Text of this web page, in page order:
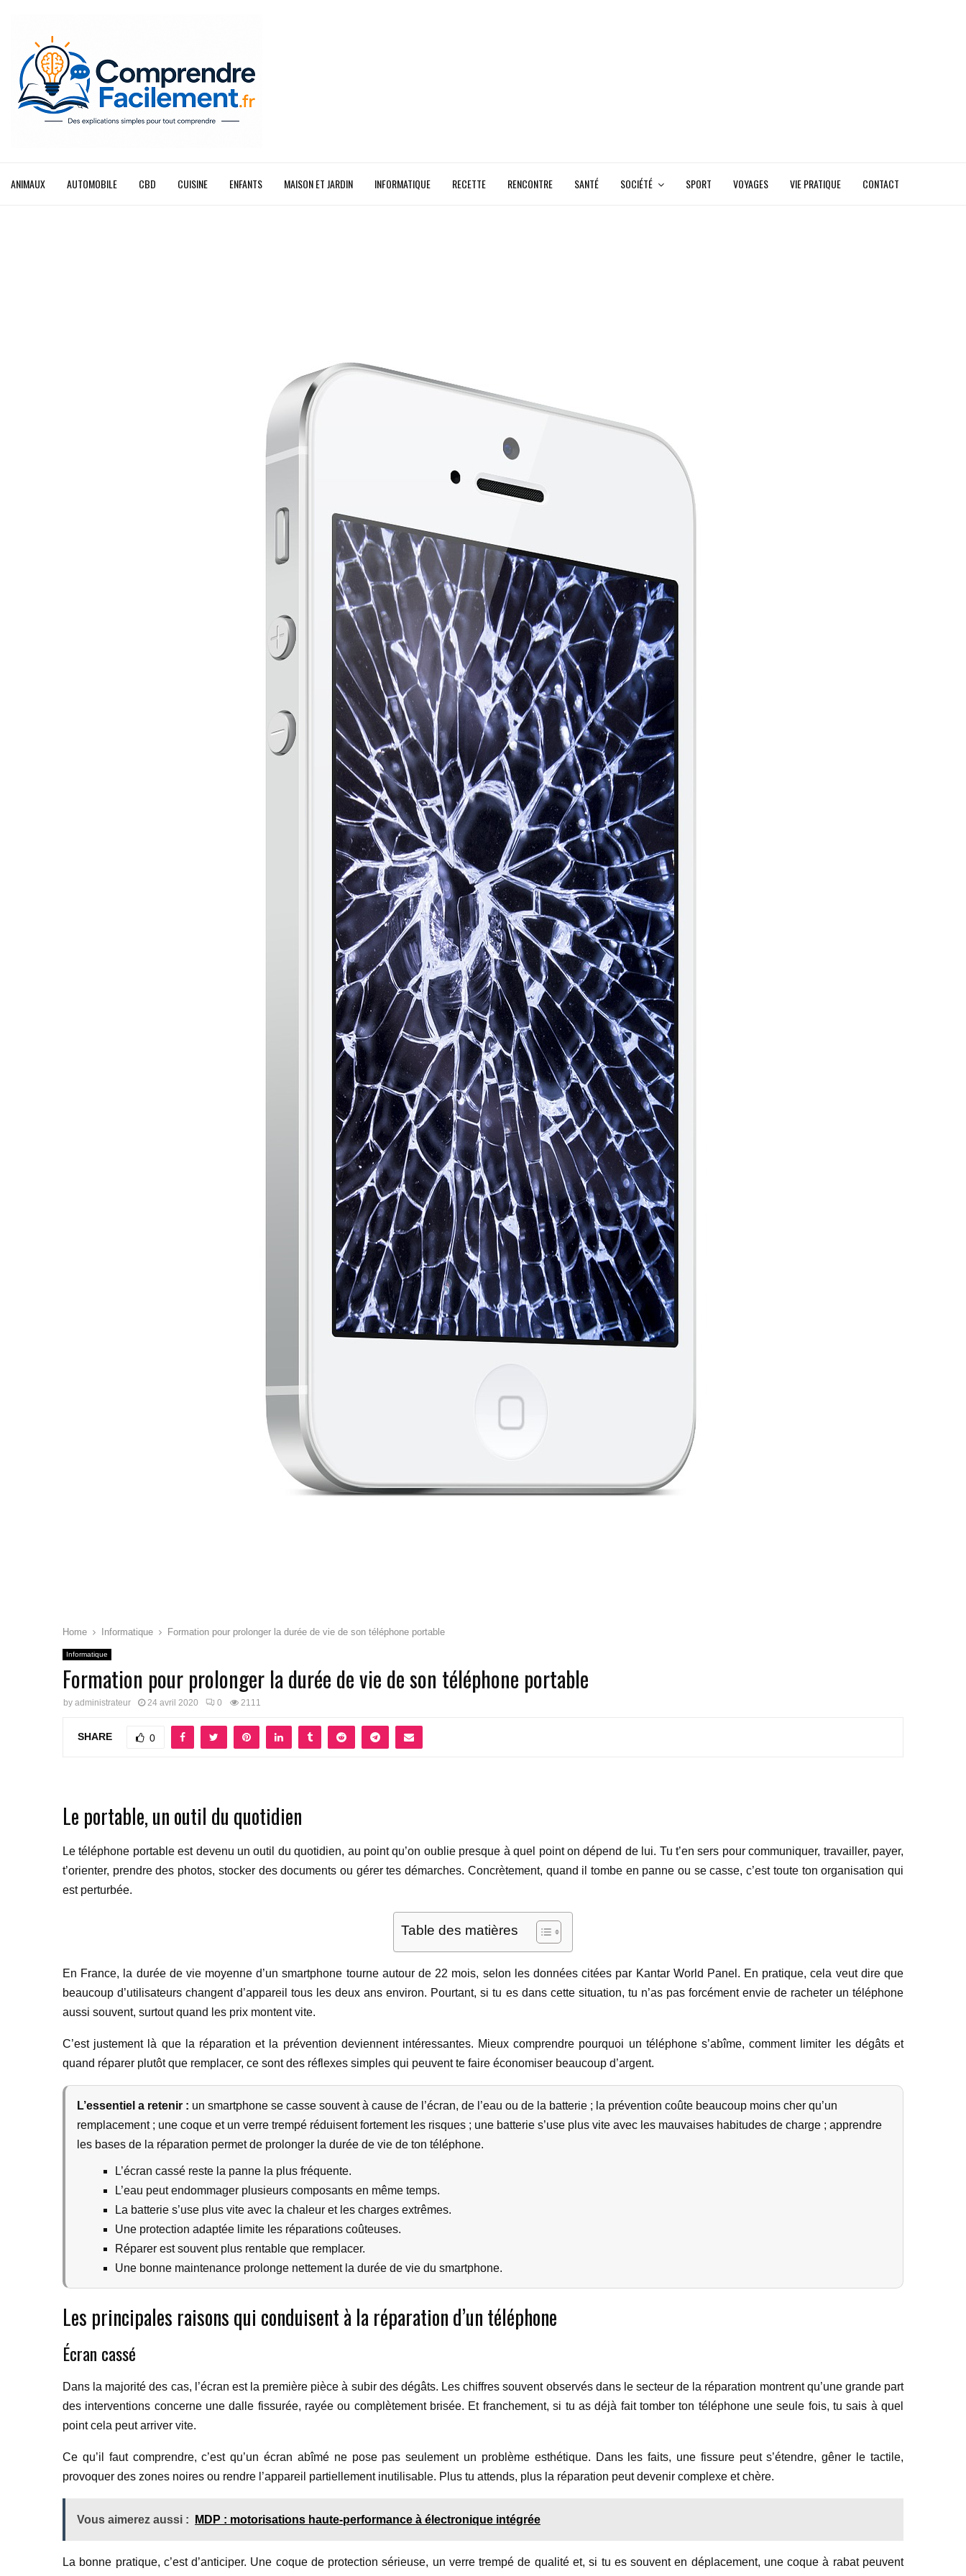
ANIMAUX AUTOMOBILE CBD CUISINE ENFANTS MAISON ET JARDIN INFORMATIQUE RECETTE RENCONTRE SANTÉ SOCIÉTÉ SPORT VOYAGES VIE PRATIQUE CONTACT
Home Informatique Formation pour prolonger la durée de vie de son téléphone portable
Informatique
Formation pour prolonger la durée de vie de son téléphone portable
by administrateur 24 avril 2020 0 2111
SHARE 0
Le portable, un outil du quotidien
Le téléphone portable est devenu un outil du quotidien, au point qu’on oublie presque à quel point on dépend de lui. Tu t’en sers pour communiquer, travailler, payer,
t’orienter, prendre des photos, stocker des documents ou gérer tes démarches. Concrètement, quand il tombe en panne ou se casse, c’est toute ton organisation qui
est perturbée.
Table des matières
En France, la durée de vie moyenne d’un smartphone tourne autour de 22 mois, selon les données citées par Kantar World Panel. En pratique, cela veut dire que
beaucoup d’utilisateurs changent d’appareil tous les deux ans environ. Pourtant, si tu es dans cette situation, tu n’as pas forcément envie de racheter un téléphone
aussi souvent, surtout quand les prix montent vite.
C’est justement là que la réparation et la prévention deviennent intéressantes. Mieux comprendre pourquoi un téléphone s’abîme, comment limiter les dégâts et
quand réparer plutôt que remplacer, ce sont des réflexes simples qui peuvent te faire économiser beaucoup d’argent.
L’essentiel a retenir : un smartphone se casse souvent à cause de l’écran, de l’eau ou de la batterie ; la prévention coûte beaucoup moins cher qu’un
remplacement ; une coque et un verre trempé réduisent fortement les risques ; une batterie s’use plus vite avec les mauvaises habitudes de charge ; apprendre
les bases de la réparation permet de prolonger la durée de vie de ton téléphone.
L’écran cassé reste la panne la plus fréquente.
L’eau peut endommager plusieurs composants en même temps.
La batterie s’use plus vite avec la chaleur et les charges extrêmes.
Une protection adaptée limite les réparations coûteuses.
Réparer est souvent plus rentable que remplacer.
Une bonne maintenance prolonge nettement la durée de vie du smartphone.
Les principales raisons qui conduisent à la réparation d’un téléphone
Écran cassé
Dans la majorité des cas, l’écran est la première pièce à subir des dégâts. Les chiffres souvent observés dans le secteur de la réparation montrent qu’une grande part
des interventions concerne une dalle fissurée, rayée ou complètement brisée. Et franchement, si tu as déjà fait tomber ton téléphone une seule fois, tu sais à quel
point cela peut arriver vite.
Ce qu’il faut comprendre, c’est qu’un écran abîmé ne pose pas seulement un problème esthétique. Dans les faits, une fissure peut s’étendre, gêner le tactile,
provoquer des zones noires ou rendre l’appareil partiellement inutilisable. Plus tu attends, plus la réparation peut devenir complexe et chère.
Vous aimerez aussi : MDP : motorisations haute-performance à électronique intégrée
La bonne pratique, c’est d’anticiper. Une coque de protection sérieuse, un verre trempé de qualité et, si tu es souvent en déplacement, une coque à rabat peuvent